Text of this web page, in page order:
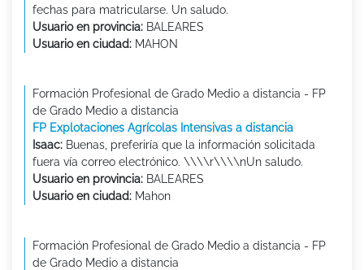
fechas para matricularse. Un saludo.
Usuario en provincia: BALEARES
Usuario en ciudad: MAHON
Formación Profesional de Grado Medio a distancia - FP
de Grado Medio a distancia
FP Explotaciones Agrícolas Intensivas a distancia
Isaac: Buenas, preferiría que la información solicitada
fuera vía correo electrónico. \\\\r\\\\nUn saludo.
Usuario en provincia: BALEARES
Usuario en ciudad: Mahon
Formación Profesional de Grado Medio a distancia - FP
de Grado Medio a distancia